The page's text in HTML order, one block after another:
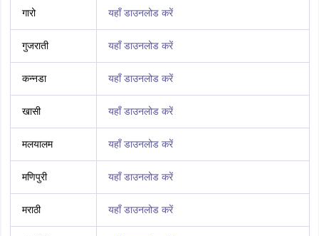
गारो यहाँ डाउनलोड करें
गुजराती यहाँ डाउनलोड करें
कन्नडा यहाँ डाउनलोड करें
खासी यहाँ डाउनलोड करें
मलयालम यहाँ डाउनलोड करें
मणिपुरी यहाँ डाउनलोड करें
मराठी यहाँ डाउनलोड करें